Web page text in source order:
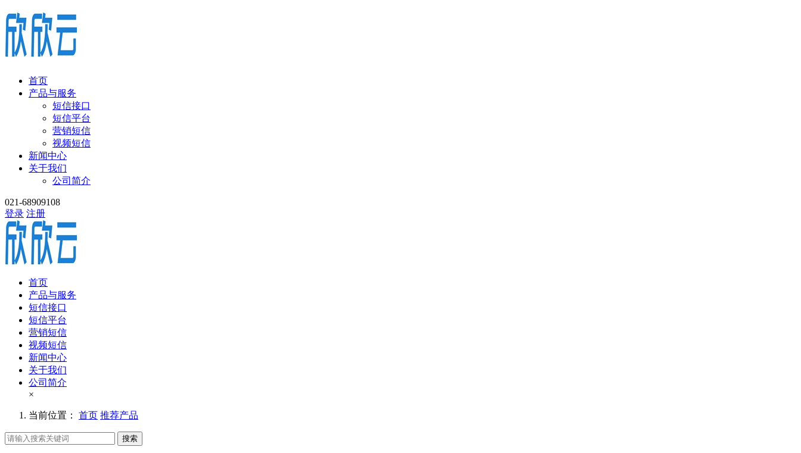
首页
产品与服务
短信接口
短信平台
营销短信
视频短信
新闻中心
关于我们
公司简介
021-68909108
登录 注册
首页
产品与服务
短信接口
短信平台
营销短信
视频短信
新闻中心
关于我们
公司简介
×
当前位置： 首页 推荐产品
搜索